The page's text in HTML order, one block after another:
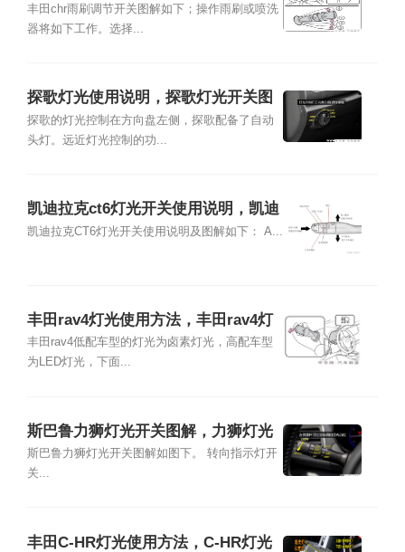
开关图解
丰田chr雨刷调节开关图解如下；操作雨刷或喷洗
器将如下工作。选择...
探歌灯光使用说明，探歌灯光开关图
解
探歌的灯光控制在方向盘左侧，探歌配备了自动
头灯。远近灯光控制的功...
凯迪拉克ct6灯光开关使用说明，凯迪
拉克ct6灯光开关图解
凯迪拉克CT6灯光开关使用说明及图解如下： A...
丰田rav4灯光使用方法，丰田rav4灯
光开关图解说明
丰田rav4低配车型的灯光为卤素灯光，高配车型
为LED灯光，下面...
斯巴鲁力狮灯光开关图解，力狮灯光
开关使用说明
斯巴鲁力狮灯光开关图解如图下。 转向指示灯开
关...
丰田C-HR灯光使用方法，C-HR灯光